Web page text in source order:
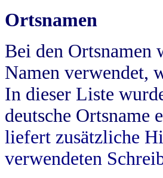
Ortsnamen
Bei den Ortsnamen
Namen verwendet,
In dieser Liste
deutsche Ortsname
liefert zusätzliche
verwendeten